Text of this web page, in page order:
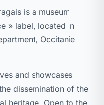
is a museum
» label, located in
Occitanie
and showcases
dissemination of the
heritage. Open to the